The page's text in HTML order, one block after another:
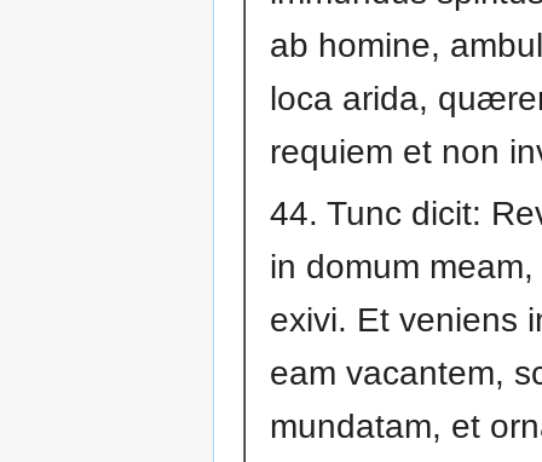
ab homine,
loca arida,
requiem et non
44. Tunc dicit:
in domum
exivi. Et veniens
eam vacantem,
mundatam, et